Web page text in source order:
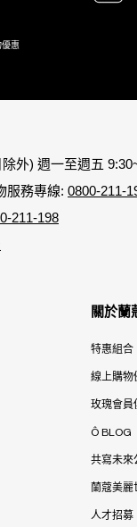
優惠
外) 週一至週五
服務專線: 0800-211-
211-198
關於蘭
特惠組合
線上購物
玫瑰會員
Ô BLOG
共寫未來
蘭蔻美麗
人才招募